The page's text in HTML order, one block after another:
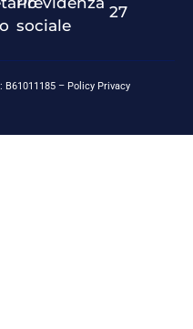
sociale
27
B61011185 – Policy Privacy